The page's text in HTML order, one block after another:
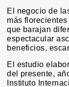
El negocio de
más
que barajan
espectacular
beneficios,
El estudio
del presente,
Instituto